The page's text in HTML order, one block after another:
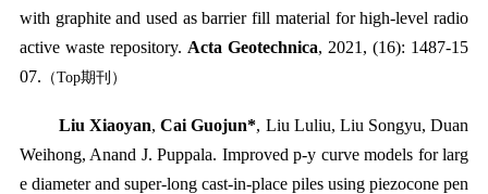
with graphite and used as barrier fill material for high-level radio
active waste repository. Acta Geotechnica, 2021, (16): 1487-15
07. （Top期刊）
Liu Xiaoyan,Cai Guojun*, Liu Luliu, Liu Songyu, Duan
Weihong, Anand J. Puppala. Improved p-y curve models for larg
e diameter and super-long cast-in-place piles using piezocone pen